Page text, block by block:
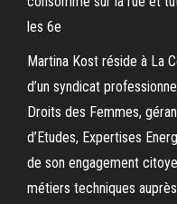
les 6e
Martina Kost réside à La
d’un syndicat
Droits des Femmes,
d’Etudes, Expertises
de son engagement
métiers techniques